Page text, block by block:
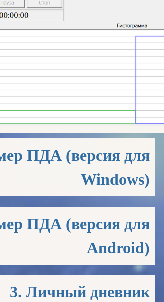
ПДА (версия для
Windows)
ПДА (версия для
Android)
3. Личный дневник